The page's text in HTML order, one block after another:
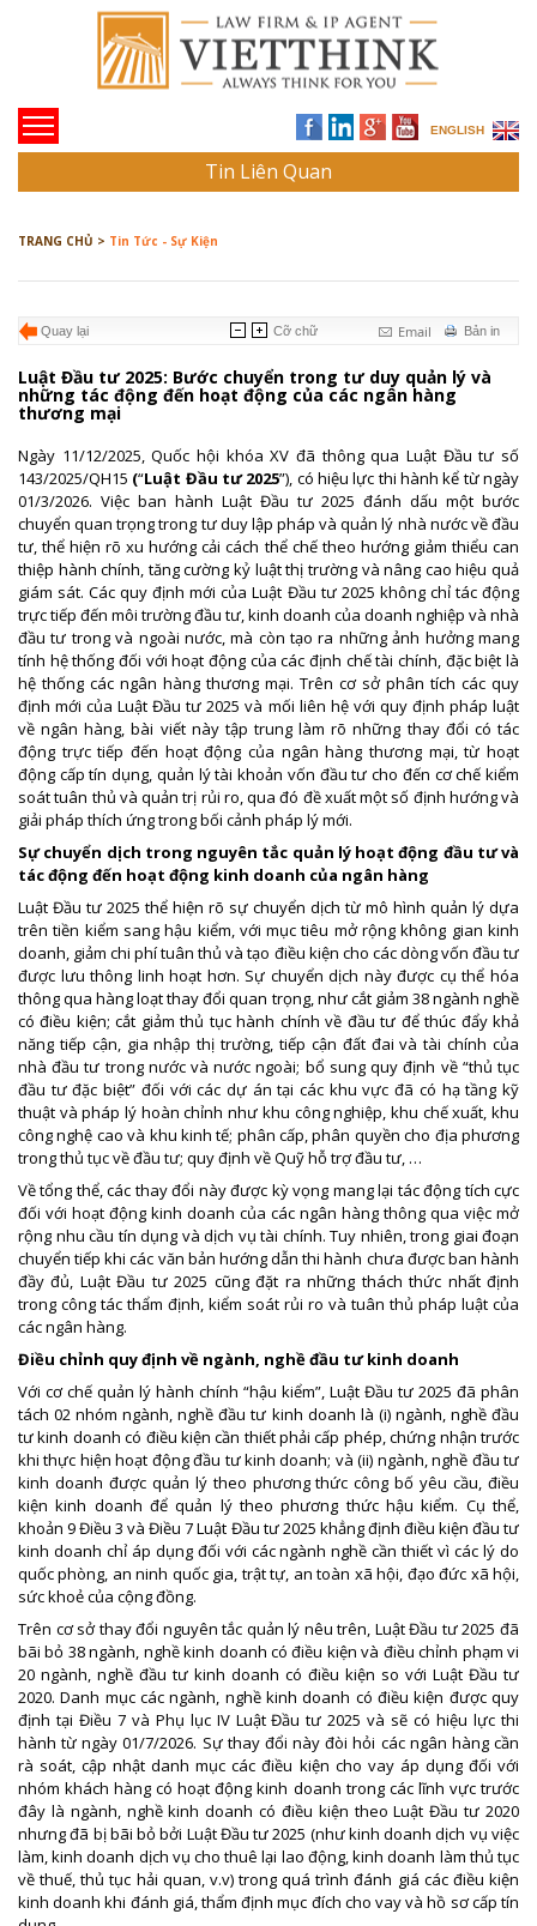
ENGLISH
Tin Liên Quan
TRANG CHỦ > Tin Tức - Sự Kiện
Quay lại Bản in
Email
Cỡ chữ
Luật Đầu tư 2025: Bước chuyển trong tư duy quản lý và
những tác động đến hoạt động của các ngân hàng
thương mại
Ngày 11/12/2025, Quốc hội khóa XV đã thông qua Luật Đầu tư số
143/2025/QH15 (“Luật Đầu tư 2025”), có hiệu lực thi hành kể từ ngày
01/3/2026. Việc ban hành Luật Đầu tư 2025 đánh dấu một bước
chuyển quan trọng trong tư duy lập pháp và quản lý nhà nước về đầu
tư, thể hiện rõ xu hướng cải cách thể chế theo hướng giảm thiểu can
thiệp hành chính, tăng cường kỷ luật thị trường và nâng cao hiệu quả
giám sát. Các quy định mới của Luật Đầu tư 2025 không chỉ tác động
trực tiếp đến môi trường đầu tư, kinh doanh của doanh nghiệp và nhà
đầu tư trong và ngoài nước, mà còn tạo ra những ảnh hưởng mang
tính hệ thống đối với hoạt động của các định chế tài chính, đặc biệt là
hệ thống các ngân hàng thương mại. Trên cơ sở phân tích các quy
định mới của Luật Đầu tư 2025 và mối liên hệ với quy định pháp luật
về ngân hàng, bài viết này tập trung làm rõ những thay đổi có tác
động trực tiếp đến hoạt động của ngân hàng thương mại, từ hoạt
động cấp tín dụng, quản lý tài khoản vốn đầu tư cho đến cơ chế kiểm
soát tuân thủ và quản trị rủi ro, qua đó đề xuất một số định hướng và
giải pháp thích ứng trong bối cảnh pháp lý mới.
Sự chuyển dịch trong nguyên tắc quản lý hoạt động đầu tư và
tác động đến hoạt động kinh doanh của ngân hàng
Luật Đầu tư 2025 thể hiện rõ sự chuyển dịch từ mô hình quản lý dựa
trên tiền kiểm sang hậu kiểm, với mục tiêu mở rộng không gian kinh
doanh, giảm chi phí tuân thủ và tạo điều kiện cho các dòng vốn đầu tư
được lưu thông linh hoạt hơn. Sự chuyển dịch này được cụ thể hóa
thông qua hàng loạt thay đổi quan trọng, như cắt giảm 38 ngành nghề
có điều kiện; cắt giảm thủ tục hành chính về đầu tư để thúc đẩy khả
năng tiếp cận, gia nhập thị trường, tiếp cận đất đai và tài chính của
nhà đầu tư trong nước và nước ngoài; bổ sung quy định về “thủ tục
đầu tư đặc biệt” đối với các dự án tại các khu vực đã có hạ tầng kỹ
thuật và pháp lý hoàn chỉnh như khu công nghiệp, khu chế xuất, khu
công nghệ cao và khu kinh tế; phân cấp, phân quyền cho địa phương
trong thủ tục về đầu tư; quy định về Quỹ hỗ trợ đầu tư, …
Về tổng thể, các thay đổi này được kỳ vọng mang lại tác động tích cực
đối với hoạt động kinh doanh của các ngân hàng thông qua việc mở
rộng nhu cầu tín dụng và dịch vụ tài chính. Tuy nhiên, trong giai đoạn
chuyển tiếp khi các văn bản hướng dẫn thi hành chưa được ban hành
đầy đủ, Luật Đầu tư 2025 cũng đặt ra những thách thức nhất định
trong công tác thẩm định, kiểm soát rủi ro và tuân thủ pháp luật của
các ngân hàng.
Điều chỉnh quy định về ngành, nghề đầu tư kinh doanh
Với cơ chế quản lý hành chính “hậu kiểm”, Luật Đầu tư 2025 đã phân
tách 02 nhóm ngành, nghề đầu tư kinh doanh là (i) ngành, nghề đầu
tư kinh doanh có điều kiện cần thiết phải cấp phép, chứng nhận trước
khi thực hiện hoạt động đầu tư kinh doanh; và (ii) ngành, nghề đầu tư
kinh doanh được quản lý theo phương thức công bố yêu cầu, điều
kiện kinh doanh để quản lý theo phương thức hậu kiểm. Cụ thể,
khoản 9 Điều 3 và Điều 7 Luật Đầu tư 2025 khẳng định điều kiện đầu tư
kinh doanh chỉ áp dụng đối với các ngành nghề cần thiết vì các lý do
quốc phòng, an ninh quốc gia, trật tự, an toàn xã hội, đạo đức xã hội,
sức khoẻ của cộng đồng.
Trên cơ sở thay đổi nguyên tắc quản lý nêu trên, Luật Đầu tư 2025 đã
bãi bỏ 38 ngành, nghề kinh doanh có điều kiện và điều chỉnh phạm vi
20 ngành, nghề đầu tư kinh doanh có điều kiện so với Luật Đầu tư
2020. Danh mục các ngành, nghề kinh doanh có điều kiện được quy
định tại Điều 7 và Phụ lục IV Luật Đầu tư 2025 và sẽ có hiệu lực thi
hành từ ngày 01/7/2026. Sự thay đổi này đòi hỏi các ngân hàng cần
rà soát, cập nhật danh mục các điều kiện cho vay áp dụng đối với
nhóm khách hàng có hoạt động kinh doanh trong các lĩnh vực trước
đây là ngành, nghề kinh doanh có điều kiện theo Luật Đầu tư 2020
nhưng đã bị bãi bỏ bởi Luật Đầu tư 2025 (như kinh doanh dịch vụ việc
làm, kinh doanh dịch vụ cho thuê lại lao động, kinh doanh làm thủ tục
về thuế, thủ tục hải quan, v.v) trong quá trình đánh giá các điều kiện
kinh doanh khi đánh giá, thẩm định mục đích cho vay và hồ sơ cấp tín